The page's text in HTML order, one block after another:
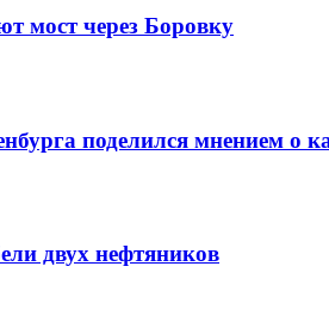
мост через Боровку
поделился мнением о
двух нефтяников